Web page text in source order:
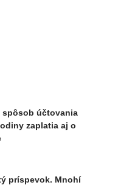
účtovania
zaplatia aj o
príspevok. Mnohí